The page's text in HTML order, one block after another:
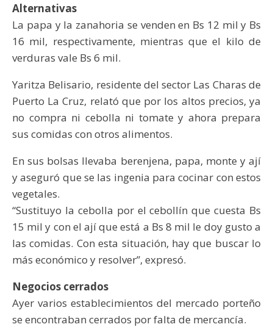
Alternativas
La papa y la zanahoria se venden en Bs 12 mil y Bs
16 mil, respectivamente, mientras que el kilo de
verduras vale Bs 6 mil.
Yaritza Belisario, residente del sector Las Charas de
Puerto La Cruz, relató que por los altos precios, ya
no compra ni cebolla ni tomate y ahora prepara
sus comidas con otros alimentos.
En sus bolsas llevaba berenjena, papa, monte y ají
y aseguró que se las ingenia para cocinar con estos
vegetales.
“Sustituyo la cebolla por el cebollín que cuesta Bs
15 mil y con el ají que está a Bs 8 mil le doy gusto a
las comidas. Con esta situación, hay que buscar lo
más económico y resolver”, expresó.
Negocios cerrados
Ayer varios establecimientos del mercado porteño
se encontraban cerrados por falta de mercancía.